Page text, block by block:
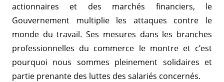
actionnaires et des marchés financiers, le
Gouvernement multiplie les attaques contre le
monde du travail. Ses mesures dans les branches
professionnelles du commerce le montre et c’est
pourquoi nous sommes pleinement solidaires et
partie prenante des luttes des salariés concernés.